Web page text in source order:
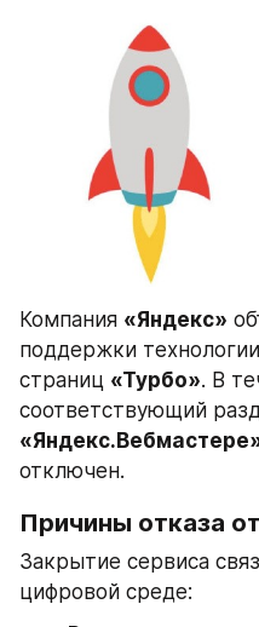
Компания «Яндекс»
поддержки
страниц «Турбо». В
отключен.
Причины отказа
Закрытие сервиса
цифровой среде: